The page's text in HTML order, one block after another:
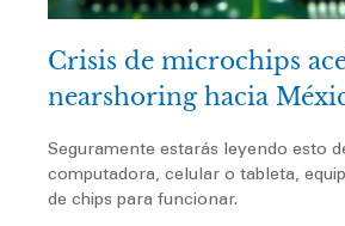
Crisis de microchips
nearshoring hacia
Seguramente estarás leyendo esto
computadora, celular o tableta,
de chips para funcionar.